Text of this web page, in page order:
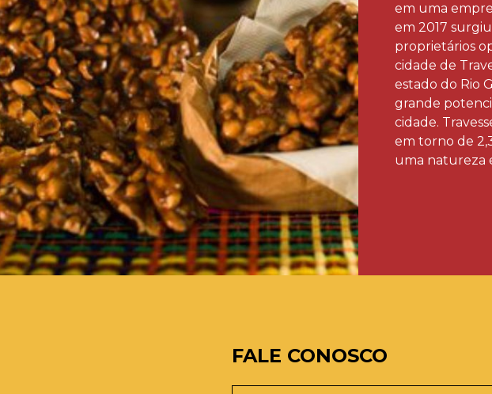
em uma
em 2017
proprietários
cidade de
estado do Rio
grande
cidade.
em torno de
uma natureza
FALE CONOSCO